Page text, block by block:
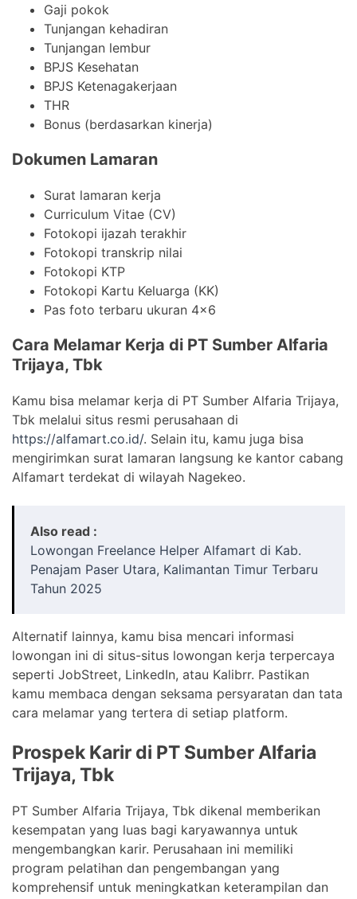
Gaji pokok
Tunjangan kehadiran
Tunjangan lembur
BPJS Kesehatan
BPJS Ketenagakerjaan
THR
Bonus (berdasarkan kinerja)
Dokumen Lamaran
Surat lamaran kerja
Curriculum Vitae (CV)
Fotokopi ijazah terakhir
Fotokopi transkrip nilai
Fotokopi KTP
Fotokopi Kartu Keluarga (KK)
Pas foto terbaru ukuran 4×6
Cara Melamar Kerja di PT Sumber Alfaria
Trijaya, Tbk
Kamu bisa melamar kerja di PT Sumber Alfaria Trijaya,
Tbk melalui situs resmi perusahaan di
https://alfamart.co.id/. Selain itu, kamu juga bisa
mengirimkan surat lamaran langsung ke kantor cabang
Alfamart terdekat di wilayah Nagekeo.
Also read :
Lowongan Freelance Helper Alfamart di Kab.
Penajam Paser Utara, Kalimantan Timur Terbaru
Tahun 2025
Alternatif lainnya, kamu bisa mencari informasi
lowongan ini di situs-situs lowongan kerja terpercaya
seperti JobStreet, LinkedIn, atau Kalibrr. Pastikan
kamu membaca dengan seksama persyaratan dan tata
cara melamar yang tertera di setiap platform.
Prospek Karir di PT Sumber Alfaria
Trijaya, Tbk
PT Sumber Alfaria Trijaya, Tbk dikenal memberikan
kesempatan yang luas bagi karyawannya untuk
mengembangkan karir. Perusahaan ini memiliki
program pelatihan dan pengembangan yang
komprehensif untuk meningkatkan keterampilan dan